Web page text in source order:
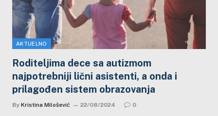
AKTUELNO
Roditeljima dece sa autizmom
najpotrebniji lični asistenti, a onda i
prilagođen sistem obrazovanja
By Kristina Milošević 22/08/2024 0